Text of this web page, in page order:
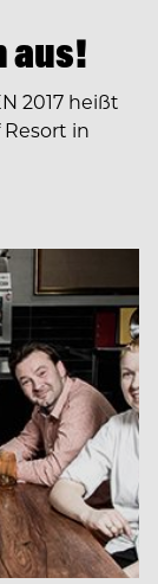
aus!
2017 heißt
in